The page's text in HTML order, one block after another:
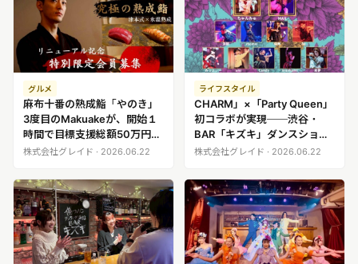
グルメ
麻布十番の熟成鮨「やのき」
3度目のMakuakeが、開始１
時間で目標支援総額50万円を
突破
株式会社グレイド · 2026.06.22
ライフスタイル
CHARM」×「Party Queen」
初コラボが実現──渋谷・
BAR「キズキ」ダンスショー
イベントを3/28・29に開催
株式会社グレイド · 2026.06.22